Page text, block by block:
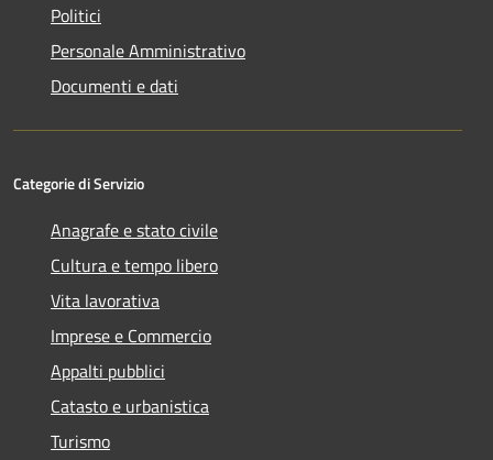
Politici
Personale Amministrativo
Documenti e dati
Categorie di Servizio
Anagrafe e stato civile
Cultura e tempo libero
Vita lavorativa
Imprese e Commercio
Appalti pubblici
Catasto e urbanistica
Turismo